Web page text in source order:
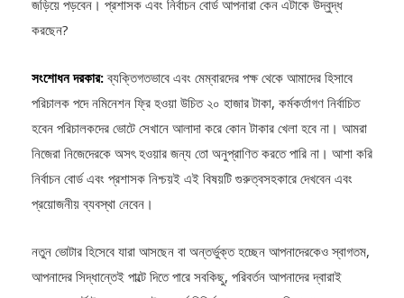
জড়িয়ে পড়বেন। প্রশাসক এবং নির্বাচন বোর্ড আপনারা কেন এটাকে উদ্বুদ্ধ
করছেন?
সংশোধন দরকার:ব্যক্তিগতভাবে এবং মেম্বারদের পক্ষ থেকে আমাদের হিসাবে
পরিচালক পদে নমিনেশন ফ্রি হওয়া উচিত ২০ হাজার টাকা, কর্মকর্তাগণ নির্বাচিত
হবেন পরিচালকদের ভোটে সেখানে আলাদা করে কোন টাকার খেলা হবে না। আমরা
নিজেরা নিজেদেরকে অসৎ হওয়ার জন্য তো অনুপ্রাণিত করতে পারি না। আশা করি
নির্বাচন বোর্ড এবং প্রশাসক নিশ্চয়ই এই বিষয়টি গুরুত্বসহকারে দেখবেন এবং
প্রয়োজনীয় ব্যবস্থা নেবেন।
নতুন ভোটার হিসেবে যারা আসছেন বা অন্তর্ভুক্ত হচ্ছেন আপনাদেরকেও স্বাগতম,
আপনাদের সিদ্ধান্তেই পাল্টে দিতে পারে সবকিছু, পরিবর্তন আপনাদের দ্বারাই